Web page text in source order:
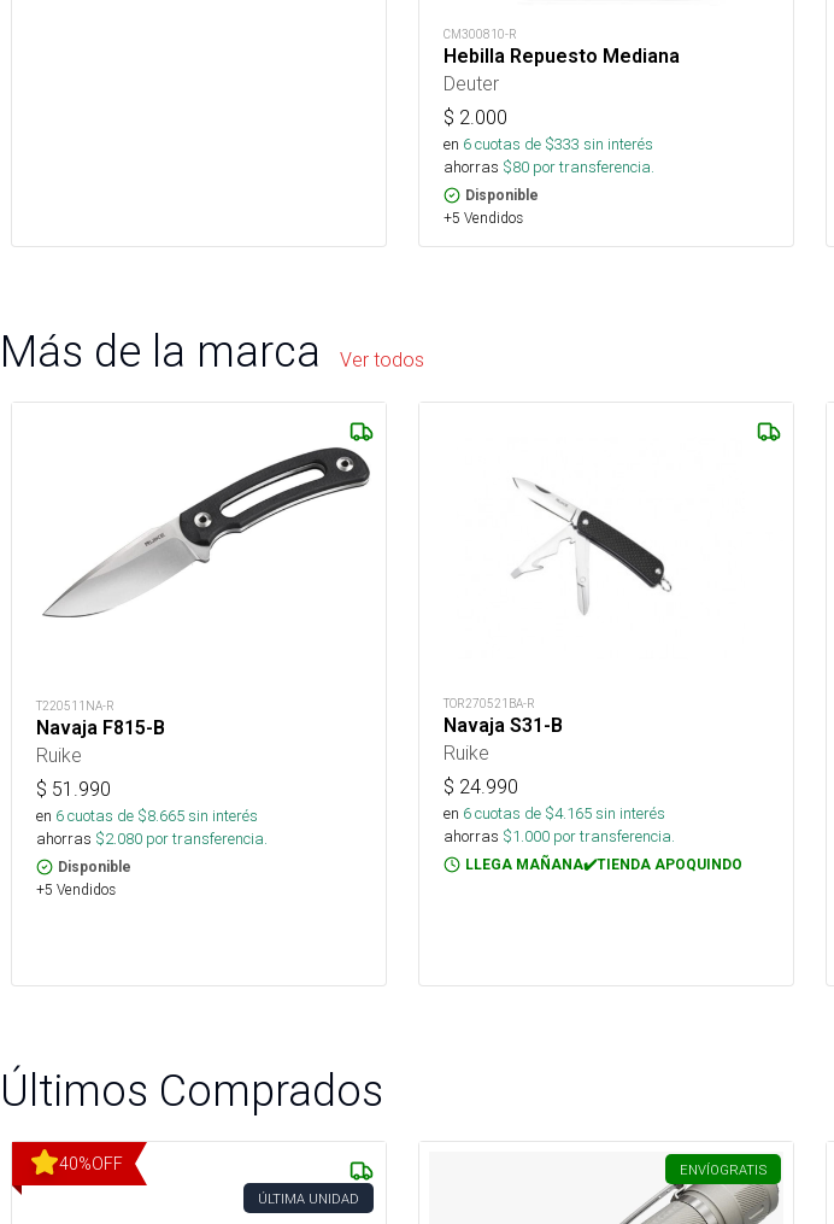
CM300810-R
Hebilla Repuesto Mediana
Deuter
$ 2.000
en 6cuotas de $333 sin interés
ahorras $80 por transferencia.
Disponible
+5 Vendidos
Más de la marca Ver todos
T220511NA-R
Navaja F815-B
Ruike
$ 51.990
en 6cuotas de $8.665sin interés
ahorras $2.080 por transferencia.
Disponible
+5 Vendidos
TOR270521BA-R
Navaja S31-B
Ruike
$ 24.990
en 6cuotas de $4.165sin interés
ahorras $1.000 por transferencia.
LLEGA MAÑANA✔️TIENDA APOQUINDO
Últimos Comprados
40%OFF
ÚLTIMA UNIDAD
ENVÍOGRATIS